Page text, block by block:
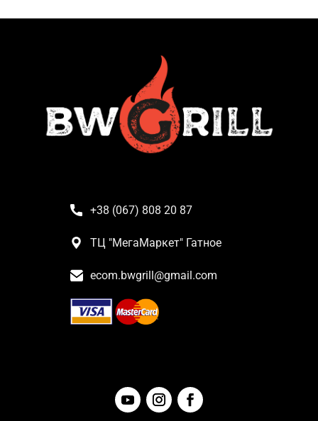
+38 (067) 808 20 87
ТЦ "МегаМаркет" Гатное
ecom.bwgrill@gmail.com